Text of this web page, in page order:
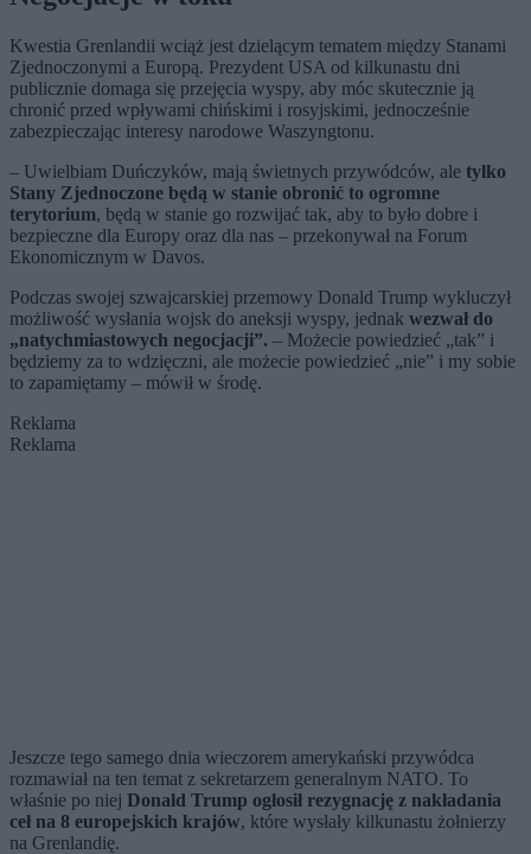
Kwestia Grenlandii wciąż jest dzielącym tematem między Stanami
Zjednoczonymi a Europą. Prezydent USA od kilkunastu dni
publicznie domaga się przejęcia wyspy, aby móc skutecznie ją
chronić przed wpływami chińskimi i rosyjskimi, jednocześnie
zabezpieczając interesy narodowe Waszyngtonu.
– Uwielbiam Duńczyków, mają świetnych przywódców, ale tylko
Stany Zjednoczone będą w stanie obronić to ogromne
terytorium, będą w stanie go rozwijać tak, aby to było dobre i
bezpieczne dla Europy oraz dla nas – przekonywał na Forum
Ekonomicznym w Davos.
Podczas swojej szwajcarskiej przemowy Donald Trump wykluczył
możliwość wysłania wojsk do aneksji wyspy, jednak wezwał do
„natychmiastowych negocjacji”. – Możecie powiedzieć „tak” i
będziemy za to wdzięczni, ale możecie powiedzieć „nie” i my sobie
to zapamiętamy – mówił w środę.
Reklama
Reklama
Jeszcze tego samego dnia wieczorem amerykański przywódca
rozmawiał na ten temat z sekretarzem generalnym NATO. To
właśnie po niej Donald Trump ogłosił rezygnację z nakładania
ceł na 8 europejskich krajów, które wysłały kilkunastu żołnierzy
na Grenlandię.